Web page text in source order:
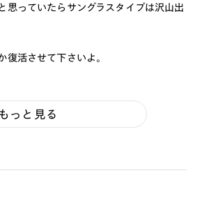
思っていたらサングラスタイプは沢山出
復活させて下さいよ。
もっと見る